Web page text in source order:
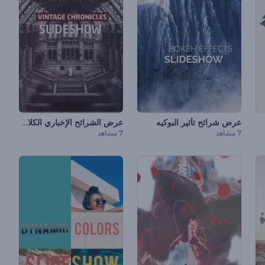
عرض شرائح تأثير البوكيه
7 مشاهد
عرض الشرائح الإخباري الكلاسيكي
7 مشاهد